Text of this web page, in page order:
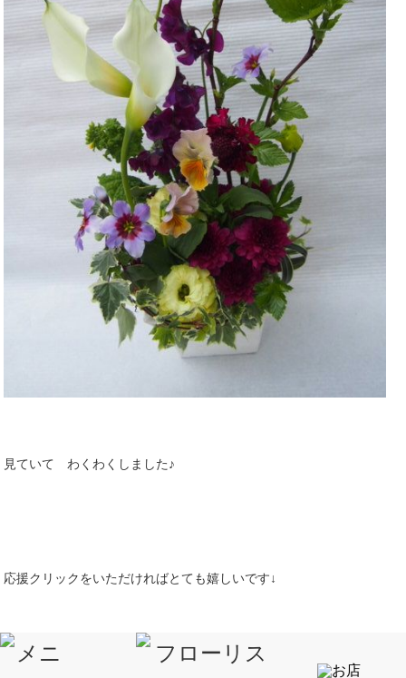
見ていて わくわくしました♪
応援クリックをいただければとても嬉しいです↓